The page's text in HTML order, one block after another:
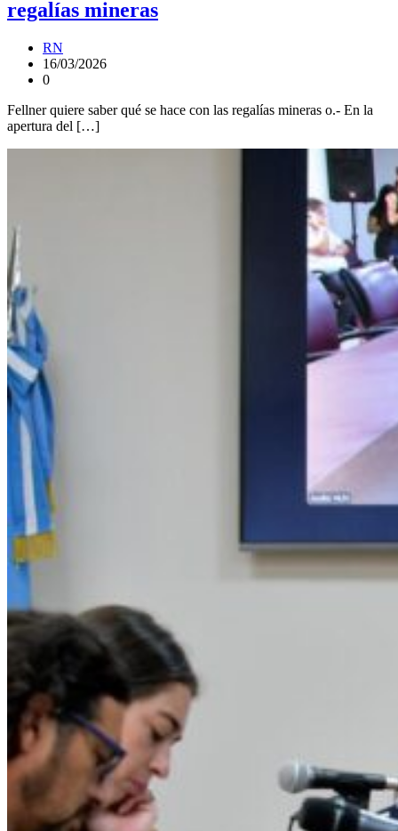
regalías mineras
RN
16/03/2026
0
Fellner quiere saber qué se hace con las regalías mineras o.- En la
apertura del […]